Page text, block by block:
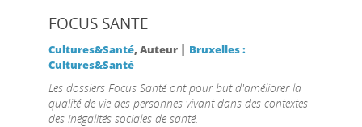
FOCUS SANTE
Cultures&Santé, Auteur | Bruxelles :
Cultures&Santé
Les dossiers Focus Santé ont pour but d'améliorer la
qualité de vie des personnes vivant dans des contextes
des inégalités sociales de santé.